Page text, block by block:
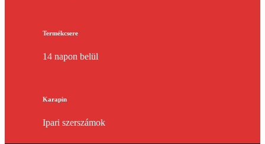
Termékcsere
14 napon belül
Karapin
Ipari szerszámok